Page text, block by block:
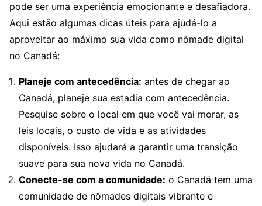
pode ser uma experiência emocionante e desafiadora.
Aqui estão algumas dicas úteis para ajudá-lo a
aproveitar ao máximo sua vida como nômade digital
no Canadá:
Planeje com antecedência: antes de chegar ao
Canadá, planeje sua estadia com antecedência.
Pesquise sobre o local em que você vai morar, as
leis locais, o custo de vida e as atividades
disponíveis. Isso ajudará a garantir uma transição
suave para sua nova vida no Canadá.
Conecte-se com a comunidade: o Canadá tem uma
comunidade de nômades digitais vibrante e